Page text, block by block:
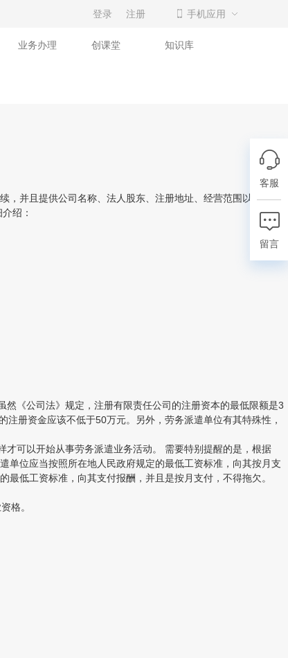
登录 注册 手机应用
业务办理 创课堂 知识库
并且提供公司名称、法人股东、注册地址、经营范围以及注册
绍：
《公司法》规定，注册有限责任公司的注册资本的最低限额是3
册资金应该不低于50万元。另外，劳务派遣单位有其特殊性，
可以开始从事劳务派遣业务活动。 需要特别提醒的是，根据
单位应当按照所在地人民政府规定的最低工资标准，向其按月支
低工资标准，向其支付报酬，并且是按月支付，不得拖欠。
格。
客服
留言